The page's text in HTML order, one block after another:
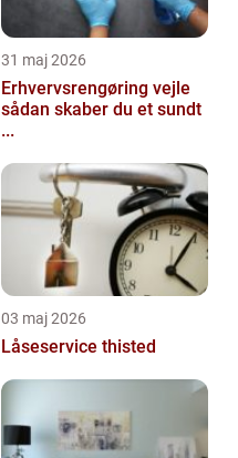
31 maj 2026
Erhvervsrengøring vejle
sådan skaber du et sundt
...
03 maj 2026
Låseservice thisted